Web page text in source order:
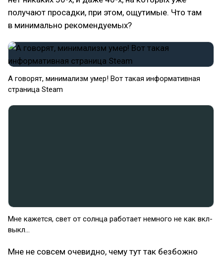
получают просадки, при этом, ощутимые. Что там
в минимально рекомендуемых?
А говорят, минимализм умер! Вот такая информативная
страница Steam
Мне кажется, свет от солнца работает немного не как вкл-
выкл...
Мне не совсем очевидно, чему тут так безбожно